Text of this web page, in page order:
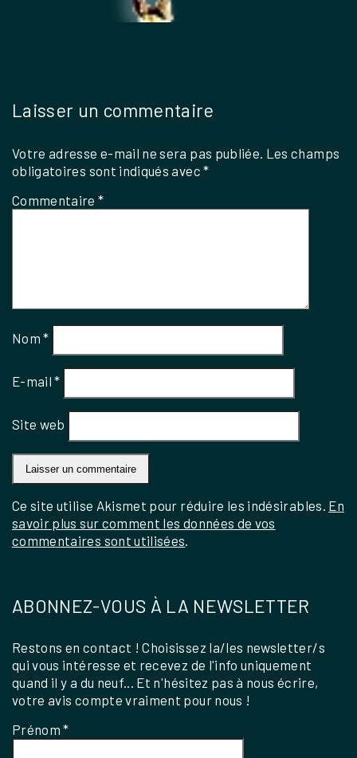
Laisser un commentaire
Votre adresse e-mail ne sera pas publiée. Les champs
obligatoires sont indiqués avec*
Commentaire*
Nom*
E-mail*
Site web
Ce site utilise Akismet pour réduire les indésirables. En
savoir plus sur comment les données de vos
commentaires sont utilisées
ABONNEZ-VOUS À LA NEWSLETTER
Restons en contact ! Choisissez la/les newsletter/s
qui vous intéresse et recevez de l'info uniquement
quand il y a du neuf... Et n'hésitez pas à nous écrire,
votre avis compte vraiment pour nous !
Prénom*